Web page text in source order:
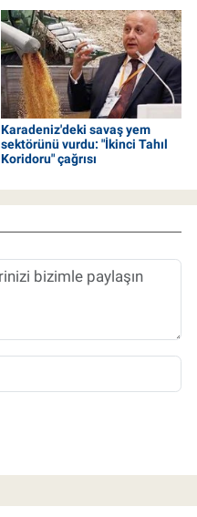
Karadeniz'deki savaş yem
sektörünü vurdu: "İkinci Tahıl
Koridoru" çağrısı